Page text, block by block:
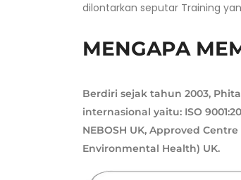
dilontarkan seputar Training
MENGAPA
Berdiri sejak tahun 2003,
internasional yaitu: ISO
NEBOSH UK, Approved
Environmental Health) UK.